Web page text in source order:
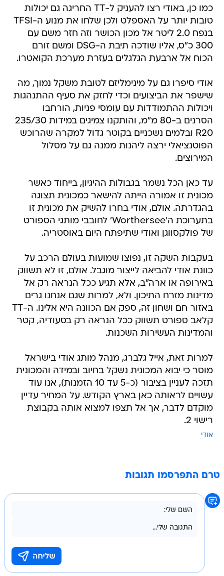
כמו כן, באודי רצו להעניק ל-TT החריגה גם יכולות
טובות יותר על האספלט ולכן שלחו את מנוע ה-TFSI
בנפח 2.0 ליטר אל מכון הכושר וזה חזר משם עם
300 כ"ס, אליו שודכה תיבת ה-DSG ומשם זורם
הכוח אל ארבעת הגלגלים בעזרת מערכת הקואטרו.
אודי סיפרו גם על מינימליזם לטובת משקל נמוך, מה
שישפר את הביצועים וכדי לחזק את סעיף ההתנהגות
ויכולות ההתמודדות עם עומסי פניות, הורחבו
הסרנים ב-80 מ"מ, והותקנו צמיגים במידות 235/30
R20 ובלמים נשכניים בקוטר גדול למקרה שהרוכש
הפוטנציאלי ירצה ליהנות ממנה גם על מסלול
המירוצים.
עד כאן הכל נשמר בגבולות ההיגיון, בייחוד כאשר
מכונית זו אמורה הייתה להישאר כמכונית תצוגה
בהגדרתה. אולם, אודי בחרו להשיק את מכונית זו
בתערוכת ה'Worthersee' לחובבי מותגי הספורט
של פולקסווגן ואודי שתיפתח היום באוסטריה.
בעקבות השקה זו, נפוצו שמועות בעולם הרכב על
כוונת אודי להביאה לייצור מוגבל. אולם, זו לא תשווק
באירופה או ארה"ב, אלא תגיע ככל הנראה רק אל
מדינות מזרח התיכון. ולא, למרות שגם אנחנו גרים
באזור חם ושחון זה, ספק אם הכוונה היא אלינו. ה-TT
קלאב ספורט תשווק ככל הנראה רק בסעודיה, קטר
והמדינות העשירות השכנות.
למרות זאת, אייל גלברג, מנהל מותג אודי בישראל
מוסר כי יבוא המכונית נשקל בחיוב ובמידה והמכונית
תזכה לעניין בציבור (כ-5 עד 10 הזמנות), אנו עוד
עשויים לראותה כאן בארץ הקודש. על המחיר עדיין
מוקדם לדבר, אך אל תצפו למצוא אותה בקבוצת
רישוי 2.
אודי
טרם התפרסמו תגובות